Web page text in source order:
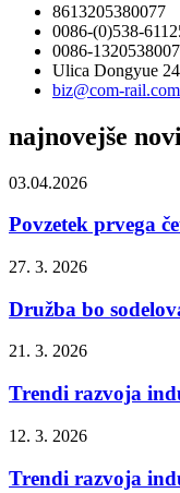
8613205380077
0086-(0)538-
0086-
Ulica Dongyue
biz@com-rail.com
najnovejše
03.04.2026
Povzetek prvega
27. 3. 2026
Družba bo
21. 3. 2026
Trendi razvoja
12. 3. 2026
Trendi razvoja